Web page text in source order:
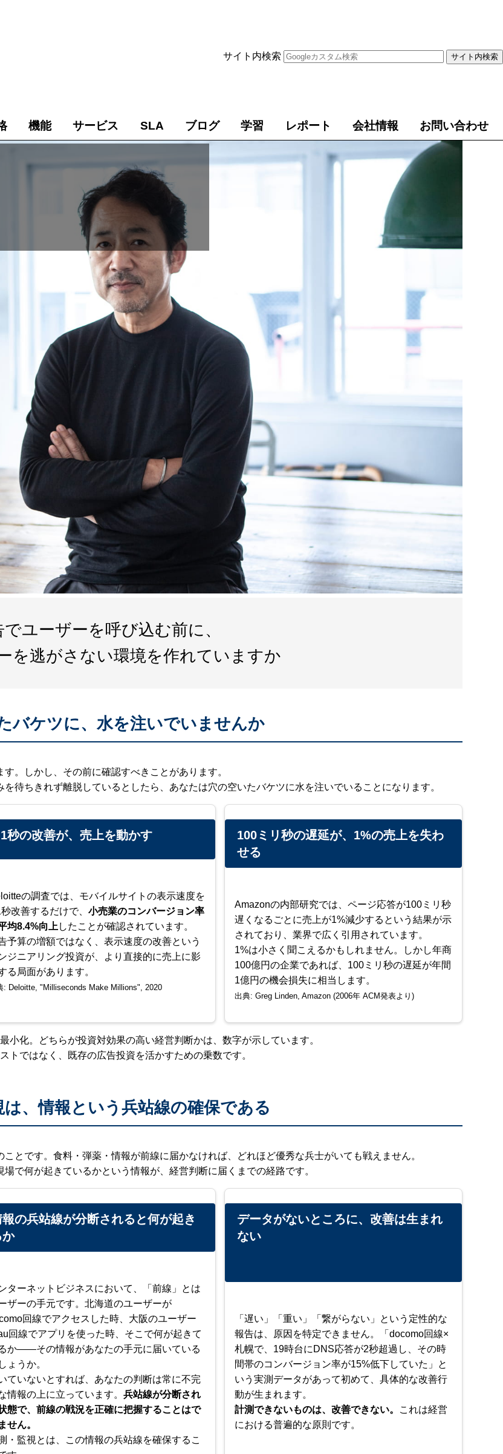
サイト内検索
機能 サービス SLA ブログ 学習 レポート 会社情報 お問い合わせ
でユーザーを呼び込む前に、
を逃がさない環境を作れていますか
バケツに、水を注いでいませんか
。しかし、その前に確認すべきことがあります。
待ちきれず離脱しているとしたら、あなたは穴の空いたバケツに水を注いでいることになります。
秒の改善が、売上を動かす
の調査では、モバイルサイトの表示速度を
改善するだけで、 小売業のコンバージョン率
均8.4%向上 したことが確認されています。
予算の増額ではなく、表示速度の改善という
ジニアリング投資が、より直接的に売上に影
る局面があります。
: Deloitte, "Milliseconds Make Millions", 2020
100ミリ秒の遅延が、1%の売上を失わ
せる
Amazonの内部研究では、ページ応答が100ミリ秒
遅くなるごとに売上が1%減少するという結果が示
されており、業界で広く引用されています。
1%は小さく聞こえるかもしれません。しかし年商
100億円の企業であれば、100ミリ秒の遅延が年間
1億円の機会損失に相当します。
出典: Greg Linden, Amazon (2006年 ACM発表より)
小化。どちらが投資対効果の高い経営判断かは、数字が示しています。
トではなく、既存の広告投資を活かすための乗数です。
は、情報という兵站線の確保である
とです。食料・弾薬・情報が前線に届かなければ、どれほど優秀な兵士がいても戦えません。
で何が起きているかという情報が、経営判断に届くまでの経路です。
の兵站線が分断されると何が起き
か
ターネットビジネスにおいて、「前線」とは
ザーの手元です。北海道のユーザーが
回線でアクセスした時、大阪のユーザー
回線でアプリを使った時、そこで何が起きて
か——その情報があなたの手元に届いている
ょうか。
ていないとすれば、あなたの判断は常に不完
情報の上に立っています。 兵站線が分断され
態で、前線の戦況を正確に把握することはで
せん。
・監視とは、この情報の兵站線を確保するこ
データがないところに、改善は生まれ
ない
「遅い」「重い」「繋がらない」という定性的な
報告は、原因を特定できません。「docomo回線×
札幌で、19時台にDNS応答が2秒超過し、その時
間帯のコンバージョン率が15%低下していた」と
いう実測データがあって初めて、具体的な改善行
動が生まれます。
計測できないものは、改善できない。
これは経営
における普遍的な原則です。